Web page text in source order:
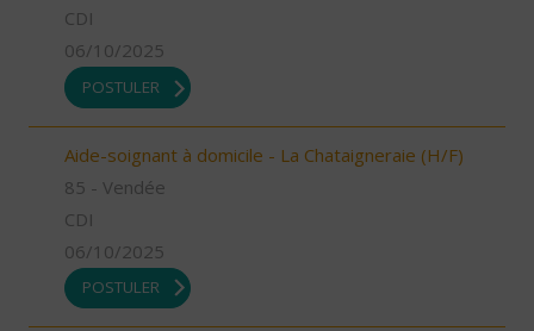
CDI
06/10/2025
POSTULER
Aide-soignant à domicile - La Chataigneraie (H/F)
85 - Vendée
CDI
06/10/2025
POSTULER